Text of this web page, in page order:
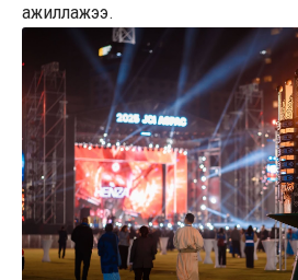
ажиллажээ.